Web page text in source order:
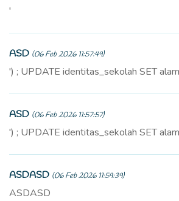
'
ASD (06 Feb 2026 11:57:49)
') ; UPDATE identitas_sekolah SET
ASD (06 Feb 2026 11:57:57)
') ; UPDATE identitas_sekolah SET
ASDASD (06 Feb 2026 11:59:39)
ASDASD